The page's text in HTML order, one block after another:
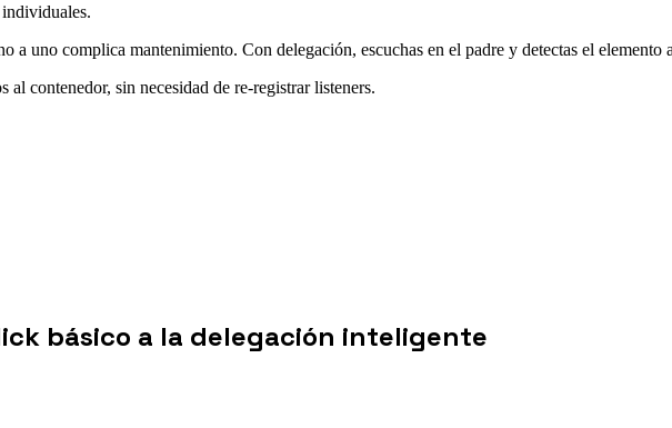
a uno complica mantenimiento. Con delegación, escuchas en el padre y detectas el elemento
contenedor, sin necesidad de re-registrar listeners.
básico a la delegación inteligente